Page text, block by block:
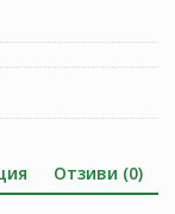
Отзиви (0)